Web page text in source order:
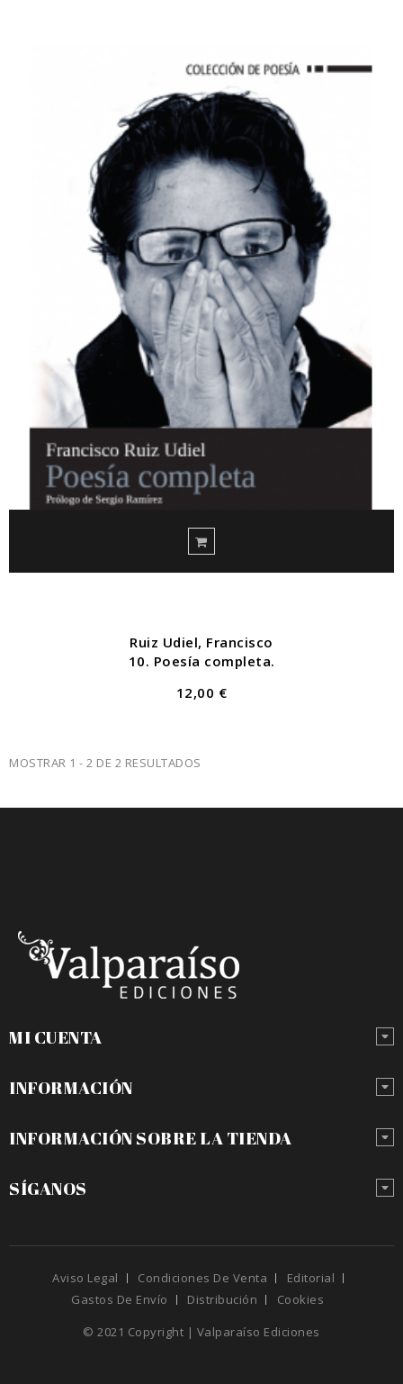
Ruiz Udiel, Francisco
10. Poesía completa.
12,00 €
MOSTRAR 1 - 2 DE 2 RESULTADOS
MI CUENTA
INFORMACIÓN
INFORMACIÓN SOBRE LA TIENDA
SÍGANOS
Aviso Legal Condiciones De Venta
Editorial
Gastos De Envío
Distribución
Cookies
© 2021 Copyright | Valparaíso Ediciones